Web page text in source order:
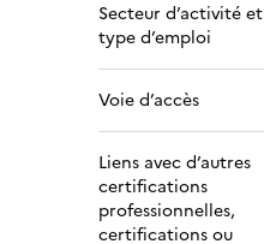
Secteur d’activité et
type d’emploi
Voie d’accès
Liens avec d’autres
certifications
professionnelles,
certifications ou